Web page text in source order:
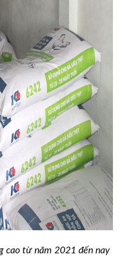
cao từ năm 2021 đến nay